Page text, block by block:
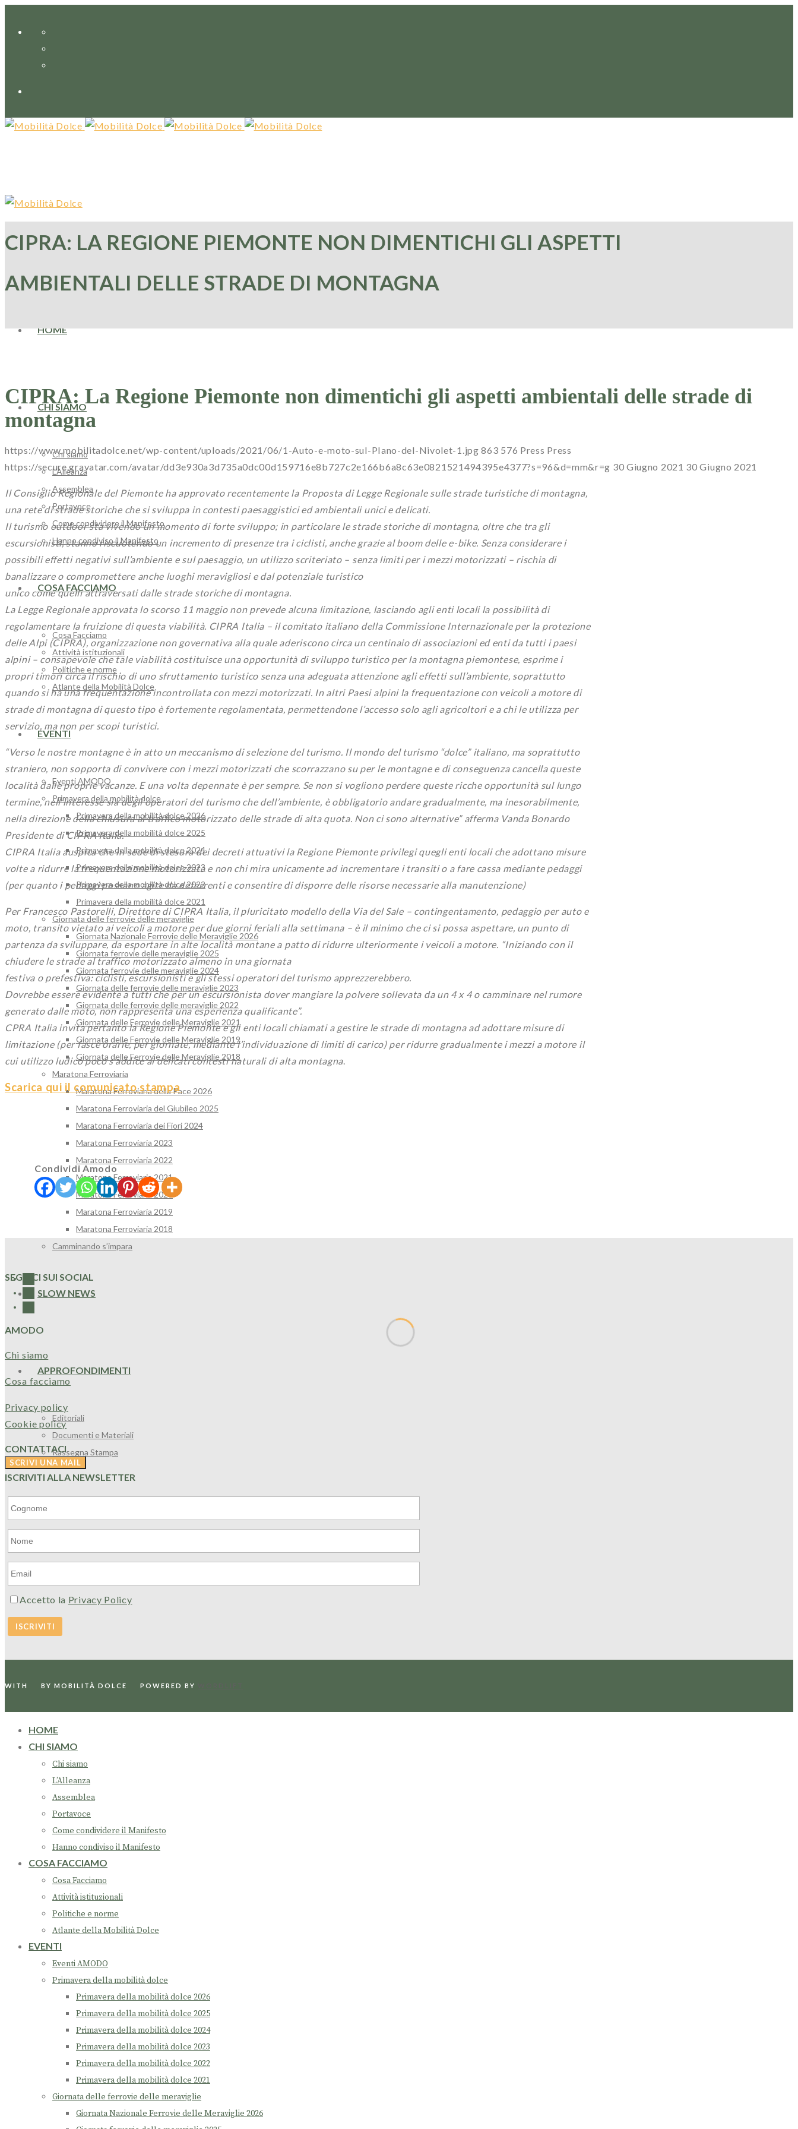
HOME
CHI SIAMO
Chi siamo
L’Alleanza
Assemblea
Portavoce
Come condividere il Manifesto
Hanno condiviso il Manifesto
COSA FACCIAMO
Cosa Facciamo
Attività istituzionali
Politiche e norme
Atlante della Mobilità Dolce
EVENTI
Eventi AMODO
Primavera della mobilità dolce
Primavera della mobilità dolce 2026
Primavera della mobilità dolce 2025
Primavera della mobilità dolce 2024
Primavera della mobilità dolce 2023
Primavera della mobilità dolce 2022
Primavera della mobilità dolce 2021
Giornata delle ferrovie delle meraviglie
Giornata Nazionale Ferrovie delle Meraviglie 2026
Giornata ferrovie delle meraviglie 2025
Giornata ferrovie delle meraviglie 2024
Giornata delle ferrovie delle meraviglie 2023
Giornata delle ferrovie delle meraviglie 2022
Giornata delle Ferrovie delle Meraviglie 2021
Giornata delle Ferrovie delle Meraviglie 2019
Giornata delle Ferrovie delle Meraviglie 2018
Maratona Ferroviaria
Maratona Ferroviaria della Pace 2026
Maratona Ferroviaria del Giubileo 2025
Maratona Ferroviaria dei Fiori 2024
Maratona Ferroviaria 2023
Maratona Ferroviaria 2022
Maratona Ferroviaria 2021
Maratona Ferroviaria 2020
Maratona Ferroviaria 2019
Maratona Ferroviaria 2018
Camminando s’impara
SLOW NEWS
APPROFONDIMENTI
Editoriali
Documenti e Materiali
Rassegna Stampa
IDEE DI VIAGGIO
CIPRA: LA REGIONE PIEMONTE NON DIMENTICHI GLI ASPETTI
AMBIENTALI DELLE STRADE DI MONTAGNA
CIPRA: La Regione Piemonte non dimentichi gli aspetti ambientali delle strade di
montagna
https://www.mobilitadolce.net/wp-content/uploads/2021/06/1-Auto-e-moto-sul-PIano-del-Nivolet-1.jpg 863 576 Press Press
https://secure.gravatar.com/avatar/dd3e930a3d735a0dc00d159716e8b727c2e166b6a8c63e0821521494395e4377?s=96&d=mm&r=g 30 Giugno 2021 30 Giugno 2021
Il Consiglio Regionale del Piemonte ha approvato recentemente la Proposta di Legge Regionale sulle strade turistiche di montagna,
una rete di strade storiche che si sviluppa in contesti paesaggistici ed ambientali unici e delicati.
Il turismo outdoor sta vivendo un momento di forte sviluppo; in particolare le strade storiche di montagna, oltre che tra gli
escursionisti, stanno riscuotendo un incremento di presenze tra i ciclisti, anche grazie al boom delle e-bike. Senza considerare i
possibili effetti negativi sull’ambiente e sul paesaggio, un utilizzo scriteriato – senza limiti per i mezzi motorizzati – rischia di
banalizzare o compromettere anche luoghi meravigliosi e dal potenziale turistico
unico come quelli attraversati dalle strade storiche di montagna.
La Legge Regionale approvata lo scorso 11 maggio non prevede alcuna limitazione, lasciando agli enti locali la possibilità di
regolamentare la fruizione di questa viabilità. CIPRA Italia – il comitato italiano della Commissione Internazionale per la protezione
delle Alpi (CIPRA), organizzazione non governativa alla quale aderiscono circa un centinaio di associazioni ed enti da tutti i paesi
alpini – consapevole che tale viabilità costituisce una opportunità di sviluppo turistico per la montagna piemontese, esprime i
propri timori circa il rischio di uno sfruttamento turistico senza una adeguata attenzione agli effetti sull’ambiente, soprattutto
quando si ha una frequentazione incontrollata con mezzi motorizzati. In altri Paesi alpini la frequentazione con veicoli a motore di
strade di montagna di questo tipo è fortemente regolamentata, permettendone l’accesso solo agli agricoltori e a chi le utilizza per
servizio, ma non per scopi turistici.
“Verso le nostre montagne è in atto un meccanismo di selezione del turismo. Il mondo del turismo “dolce” italiano, ma soprattutto
straniero, non sopporta di convivere con i mezzi motorizzati che scorrazzano su per le montagne e di conseguenza cancella queste
località dalle proprie vacanze. E una volta depennate è per sempre. Se non si vogliono perdere queste ricche opportunità sul lungo
termine, nell’interesse sia degli operatori del turismo che dell’ambiente, è obbligatorio andare gradualmente, ma inesorabilmente,
nella direzione della chiusura al traffico motorizzato delle strade di alta quota. Non ci sono alternative” afferma Vanda Bonardo
Presidente di CIPRA Italia.
CIPRA Italia auspica che in sede di stesura dei decreti attuativi la Regione Piemonte privilegi quegli enti locali che adottano misure
volte a ridurre la frequentazione motorizzata e non chi mira unicamente ad incrementare i transiti o a fare cassa mediante pedaggi
(per quanto i pedaggi possano agire da deterrenti e consentire di disporre delle risorse necessarie alla manutenzione)
Per Francesco Pastorelli, Direttore di CIPRA Italia, il pluricitato modello della Via del Sale – contingentamento, pedaggio per auto e
moto, transito vietato ai veicoli a motore per due giorni feriali alla settimana – è il minimo che ci si possa aspettare, un punto di
partenza da sviluppare, da esportare in alte località montane a patto di ridurre ulteriormente i veicoli a motore. “Iniziando con il
chiudere le strade al traffico motorizzato almeno in una giornata
festiva o prefestiva: ciclisti, escursionisti e gli stessi operatori del turismo apprezzerebbero.
Dovrebbe essere evidente a tutti che per un escursionista dover mangiare la polvere sollevata da un 4 x 4 o camminare nel rumore
generato dalle moto, non rappresenta una esperienza qualificante”.
CPRA Italia invita pertanto la Regione Piemonte e gli enti locali chiamati a gestire le strade di montagna ad adottare misure di
limitazione (per fasce orarie, per giornate, mediante l’individuazione di limiti di carico) per ridurre gradualmente i mezzi a motore il
cui utilizzo ludico poco s’addice ai delicati contesti naturali di alta montagna.
Scarica qui il comunicato stampa
Condividi Amodo
SEGUICI SUI SOCIAL
AMODO
Chi siamo
Cosa facciamo
Privacy policy
Cookie policy
CONTATTACI
ISCRIVITI ALLA NEWSLETTER
Accetto la Privacy Policy
WITH BY MOBILITÀ DOLCE POWERED BY
HOME
CHI SIAMO
Chi siamo
L’Alleanza
Assemblea
Portavoce
Come condividere il Manifesto
Hanno condiviso il Manifesto
COSA FACCIAMO
Cosa Facciamo
Attività istituzionali
Politiche e norme
Atlante della Mobilità Dolce
EVENTI
Eventi AMODO
Primavera della mobilità dolce
Primavera della mobilità dolce 2026
Primavera della mobilità dolce 2025
Primavera della mobilità dolce 2024
Primavera della mobilità dolce 2023
Primavera della mobilità dolce 2022
Primavera della mobilità dolce 2021
Giornata delle ferrovie delle meraviglie
Giornata Nazionale Ferrovie delle Meraviglie 2026